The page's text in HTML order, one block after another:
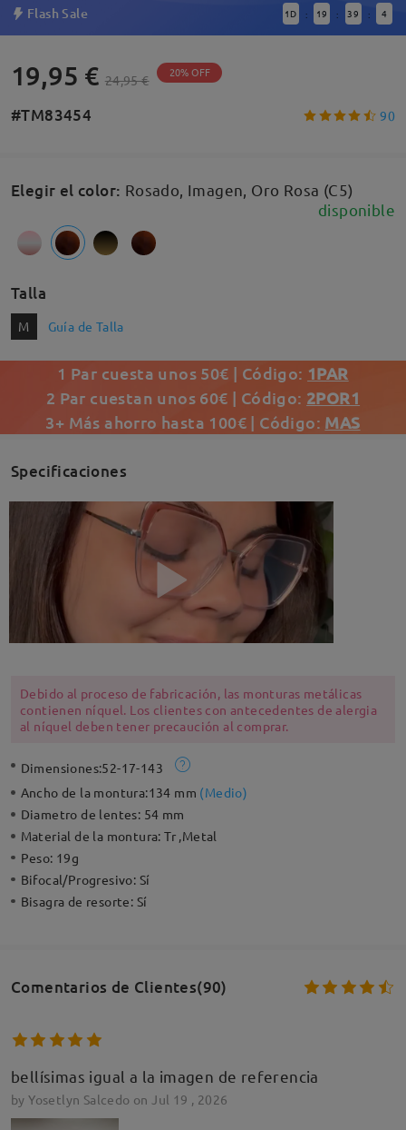
Flash Sale 1 D : 19 : 39 : 3
19,95 € 24,95 € 20% OFF
#TM83454 90
Elegir el color: Rosado, Imagen, Oro Rosa (C5)
disponible
Talla
M Guía de Talla
1 Par cuesta unos 50€ | Código: 1PAR
2 Par cuestan unos 60€ | Código: 2POR1
3+ Más ahorro hasta 100€ | Código: MAS
Specificaciones
Debido al proceso de fabricación, las monturas metálicas
contienen níquel. Los clientes con antecedentes de alergia
al níquel deben tener precaución al comprar.
Dimensiones:52-17-143
Ancho de la montura:134 mm (Medio)
Diametro de lentes: 54 mm
Material de la montura:Tr ,Metal
Peso: 19g
Bifocal/Progresivo: Sí
Bisagra de resorte: Sí
Comentarios de Clientes(90)
bellísimas igual a la imagen de referencia
by Yosetlyn Salcedo on Jul 19 , 2026